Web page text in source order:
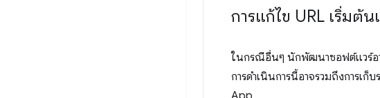
การแก้ไข URL เริ่มต้
ในกรณีอื่นๆ นักพัฒนาซอฟต์แวร์อ
การดำเนินการนี้อาจรวมถึงการเ